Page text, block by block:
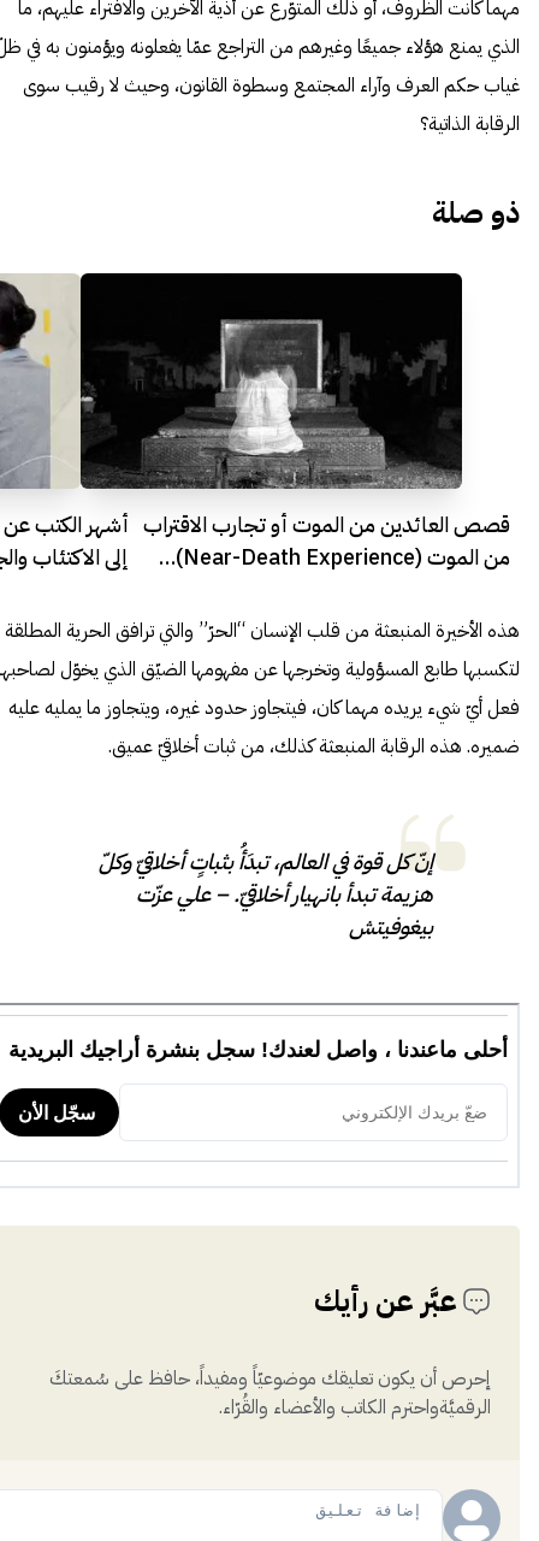
مهما كانت الظروف، أو ذلك المتوّرع عن أذية الآخرين والافتراء عليهم، ما
الذي يمنع هؤلاء جميعًا وغيرهم من التراجع عمّا يفعلونه ويؤمنون به في
غياب حكم العرف وآراء المجتمع وسطوة القانون، وحيث لا رقيب سوى
الرقابة الذاتية؟
ذو صلة
قصص العائدين من الموت أو تجارب الاقتراب
من الموت (Near-Death Experience)…
أشهر الكتب
إلى الاكتئاب
هذه الأخيرة المنبعثة من قلب الإنسان “الحرّ” والتي ترافق الحرية المطلقة
لتكسبها طابع المسؤولية وتخرجها عن مفهومها الضيّق الذي يخوّل
فعل أيّ شيء يريده مهما كان، فيتجاوز حدود غيره، ويتجاوز ما يمليه عليه
ضميره. هذه الرقابة المنبعثة كذلك، من ثبات أخلاقيّ عميق.
إنّ كل قوة في العالم، تبدَأُ بثباتٍ أخلاقيّ وكلّ
هزيمة تبدأ بانهيار أخلاقيّ. – علي عزّت
بيغوفيتش
عبَّر عن رأيك
إحرص أن يكون تعليقك موضوعيّاً ومفيداً، حافظ على سُمعتكَ
الرقميَّةواحترم الكاتب والأعضاء والقُرّاء.